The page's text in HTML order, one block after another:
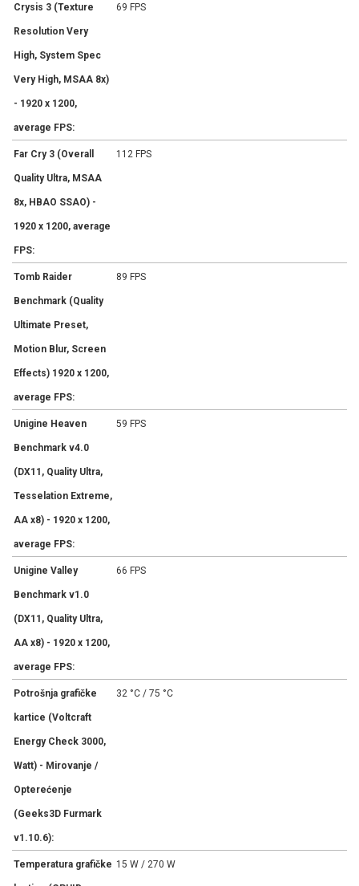
Crysis 3 (Texture
Resolution Very
High, System Spec
Very High, MSAA 8x)
- 1920 x 1200,
average FPS:
69 FPS
Far Cry 3 (Overall
Quality Ultra, MSAA
8x, HBAO SSAO) -
1920 x 1200, average
FPS:
112 FPS
Tomb Raider
Benchmark (Quality
Ultimate Preset,
Motion Blur, Screen
Effects) 1920 x 1200,
average FPS:
89 FPS
Unigine Heaven
Benchmark v4.0
(DX11, Quality Ultra,
Tesselation Extreme,
AA x8) - 1920 x 1200,
average FPS:
59 FPS
Unigine Valley
Benchmark v1.0
(DX11, Quality Ultra,
AA x8) - 1920 x 1200,
average FPS:
66 FPS
Potrošnja grafičke
kartice (Voltcraft
Energy Check 3000,
Watt) - Mirovanje /
Opterećenje
(Geeks3D Furmark
v1.10.6):
32 °C / 75 °C
Temperatura grafičke 15 W / 270 W